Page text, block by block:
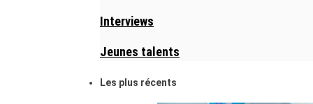
Interviews
Jeunes talents
Les plus récents